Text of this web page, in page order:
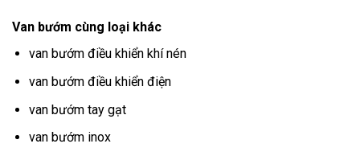
Van bướm cùng loại khác
van bướm điều khiển khí nén
van bướm điều khiển điện
van bướm tay gạt
van bướm inox